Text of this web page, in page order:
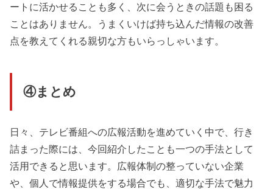
ートに活かせることも多く、次に会うときの話題も困る
ことはありません。うまくいけば持ち込んだ情報の改善
点を教えてくれる親切な方もいらっしゃいます。
④まとめ
日々、テレビ番組への広報活動を進めていく中で、行き
詰まった際には、今回紹介したことも一つの手法として
活用できると思います。広報体制の整っていない企業
や、個人で情報提供をする場合でも、適切な手法で魅力